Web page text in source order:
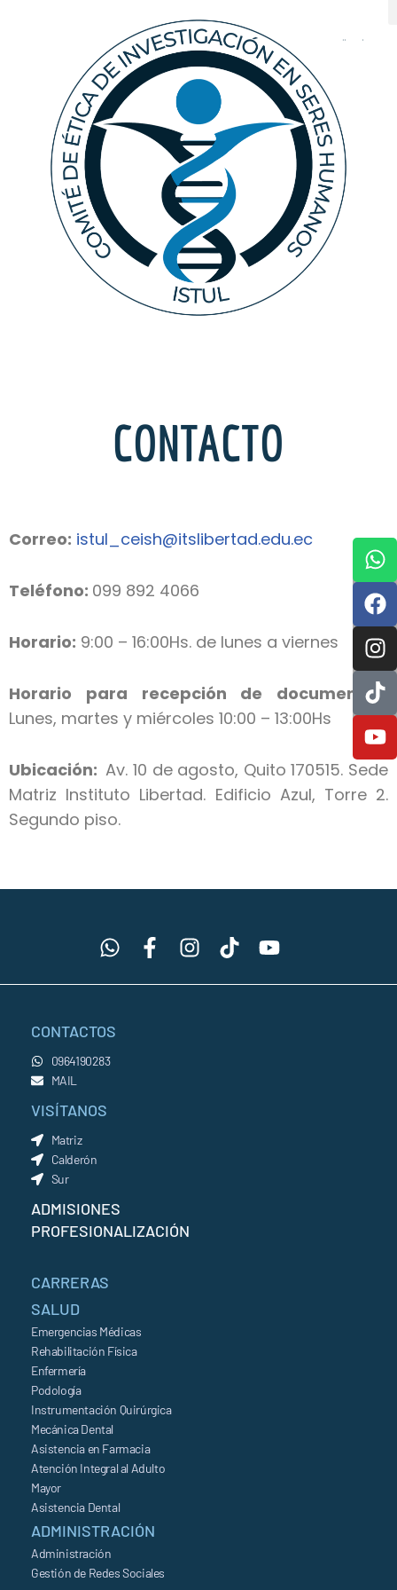
CONTACTO
Correo: istul_ceish@itslibertad.edu.ec
Teléfono: 099 892 4066
Horario: 9:00 – 16:00Hs. de lunes a viernes
Horario para recepción de documentos:
Lunes, martes y miércoles 10:00 – 13:00Hs
Ubicación:Av. 10 de agosto, Quito 170515. Sede
Matriz Instituto Libertad. Edificio Azul, Torre 2.
Segundo piso.
CONTACTOS
0964190283
MAIL
VISÍTANOS
Matriz
Calderón
Sur
ADMISIONES
PROFESIONALIZACIÓN
CARRERAS
SALUD
Emergencias Médicas
Rehabilitación Física
Enfermería
Podología
Instrumentación Quirúrgica
Mecánica Dental
Asistencia en Farmacia
Atención Integral al Adulto
Mayor
Asistencia Dental
ADMINISTRACIÓN
Administración
Gestión de Redes Sociales